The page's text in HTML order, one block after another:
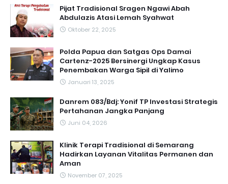
Pijat Tradisional Sragen Ngawi Abah
Abdulazis Atasi Lemah Syahwat
Oktober 22, 2025
Polda Papua dan Satgas Ops Damai
Cartenz-2025 Bersinergi Ungkap Kasus
Penembakan Warga Sipil di Yalimo
Januari 13, 2025
Danrem 083/Bdj: Yonif TP Investasi Strategis
Pertahanan Jangka Panjang
Juni 04, 2026
Klinik Terapi Tradisional di Semarang
Hadirkan Layanan Vitalitas Permanen dan
Aman
November 07, 2025